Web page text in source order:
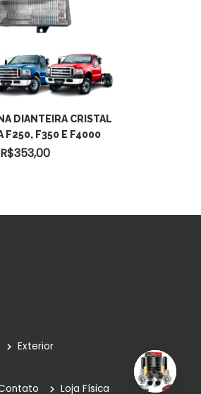
DIANTEIRA CRISTAL
F250, F350 E F4000
R$353,00
Exterior
Loja Física